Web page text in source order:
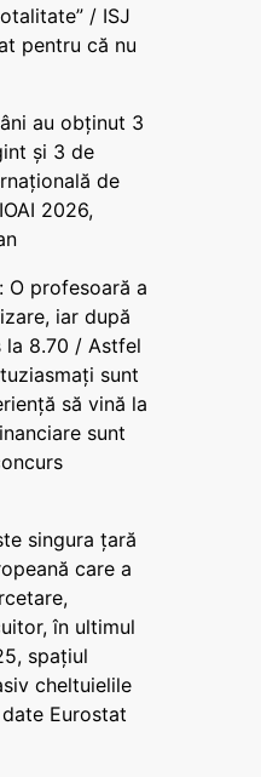
/ ISJ
pentru că nu
au obținut 3
și 3 de
de
2026,
O profesoară a
iar după
la 8.70 / Astfel
sunt
să vină la
sunt
singura țară
care a
în ultimul
spațiul
cheltuielile
Eurostat